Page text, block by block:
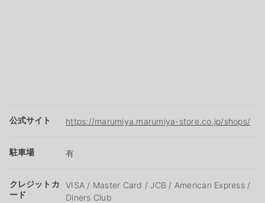
公式サイト https://marumiya.marumiya-store.co.jp/shops/
駐車場 有
クレジットカ
ード
VISA / Master Card / JCB / American Express /
Diners Club